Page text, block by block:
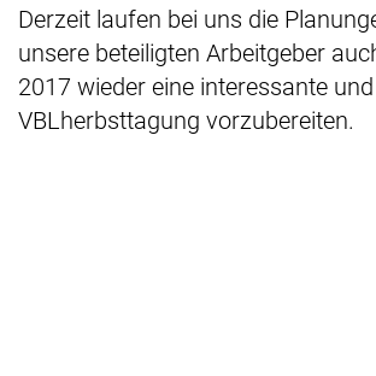
Derzeit laufen bei uns die
unsere beteiligten Arbeitgeber
2017 wieder eine interessante
VBLherbsttagung vorzubereiten.